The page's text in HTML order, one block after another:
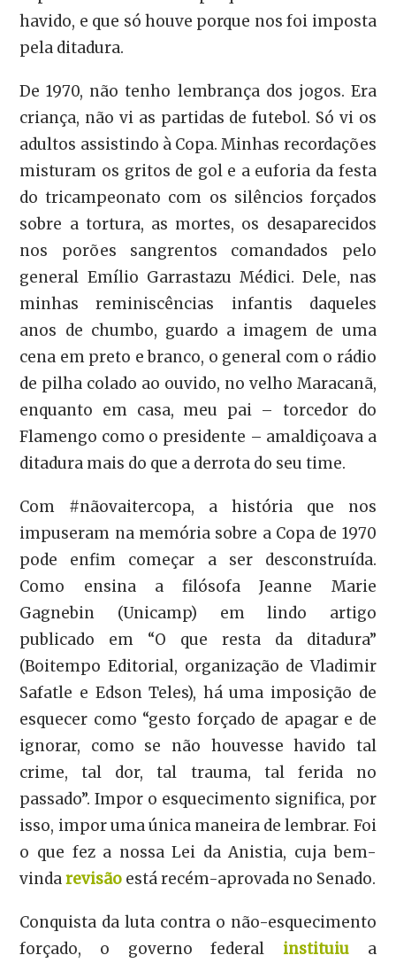
havido, e que só houve porque nos foi imposta
pela ditadura.
De 1970, não tenho lembrança dos jogos. Era
criança, não vi as partidas de futebol. Só vi os
adultos assistindo à Copa. Minhas recordações
misturam os gritos de gol e a euforia da festa
do tricampeonato com os silêncios forçados
sobre a tortura, as mortes, os desaparecidos
nos porões sangrentos comandados pelo
general Emílio Garrastazu Médici. Dele, nas
minhas reminiscências infantis daqueles
anos de chumbo, guardo a imagem de uma
cena em preto e branco, o general com o rádio
de pilha colado ao ouvido, no velho Maracanã,
enquanto em casa, meu pai – torcedor do
Flamengo como o presidente – amaldiçoava a
ditadura mais do que a derrota do seu time.
Com #nãovaitercopa, a história que nos
impuseram na memória sobre a Copa de 1970
pode enfim começar a ser desconstruída.
Como ensina a filósofa Jeanne Marie
Gagnebin (Unicamp) em lindo artigo
publicado em “O que resta da ditadura”
(Boitempo Editorial, organização de Vladimir
Safatle e Edson Teles), há uma imposição de
esquecer como “gesto forçado de apagar e de
ignorar, como se não houvesse havido tal
crime, tal dor, tal trauma, tal ferida no
passado”. Impor o esquecimento significa, por
isso, impor uma única maneira de lembrar. Foi
o que fez a nossa Lei da Anistia, cuja bem-
vindarevisão está recém-aprovada no Senado.
Conquista da luta contra o não-esquecimento
forçado, o governo federal instituiua